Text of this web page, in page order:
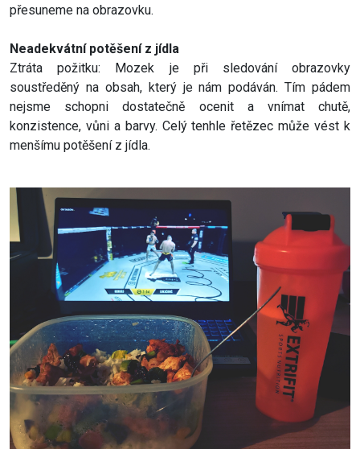
přesuneme na obrazovku.
Neadekvátní potěšení z jídla
Ztráta požitku: Mozek je při sledování obrazovky
soustředěný na obsah, který je nám podáván. Tím pádem
nejsme schopni dostatečně ocenit a vnímat chutě,
konzistence, vůni a barvy. Celý tenhle řetězec může vést k
menšímu potěšení z jídla.